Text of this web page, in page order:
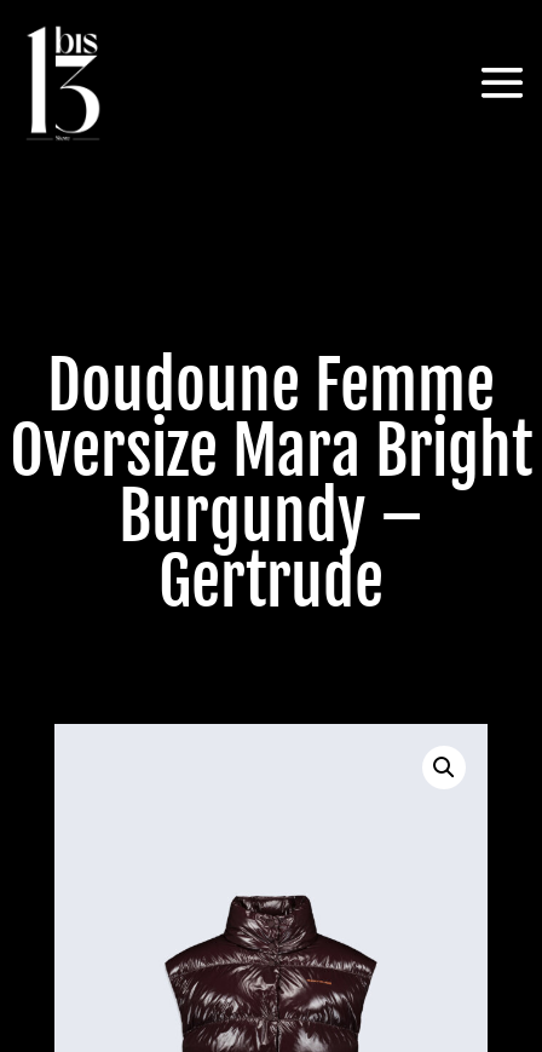
Doudoune Femme
Oversize Mara Bright
Burgundy –
Gertrude